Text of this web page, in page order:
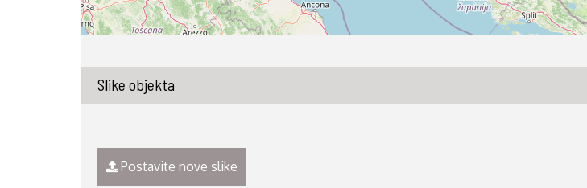
Slike objekta
Postavite nove slike